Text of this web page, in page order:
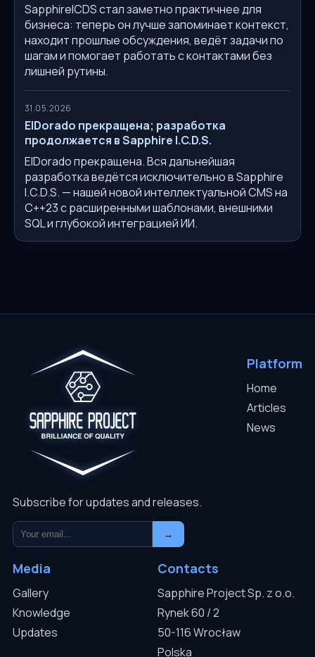
SapphireICDS стал заметно практичнее для
бизнеса: теперь он лучше запоминает контекст,
находит прошлые обсуждения, ведёт задачи по
шагам и помогает работать с контактами без
лишней рутины.
31.05.2026
ElDorado прекращена; разработка
продолжается в Sapphire I.C.D.S.
ElDorado прекращена. Вся дальнейшая
разработка ведётся исключительно в Sapphire
I.C.D.S. — нашей новой интеллектуальной CMS на
C++23 с расширенными шаблонами, внешними
SQL и глубокой интеграцией ИИ.
Subscribe for updates and releases.
→
Platform
Home
Articles
News
Media
Gallery
Knowledge
Updates
Contacts
Sapphire Project Sp. z o.o.
Rynek 60 / 2
50-116 Wrocław
Polska